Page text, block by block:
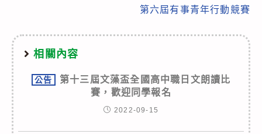
第六屆有事青年行動競賽
相關內容
公告
第十三屆文藻盃全國高中職日文朗讀比
賽，歡迎同學報名
2022-09-15